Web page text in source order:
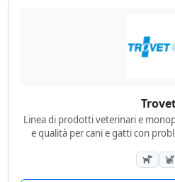
Linea di prodotti veterinari e
e qualità per cani e gatti con